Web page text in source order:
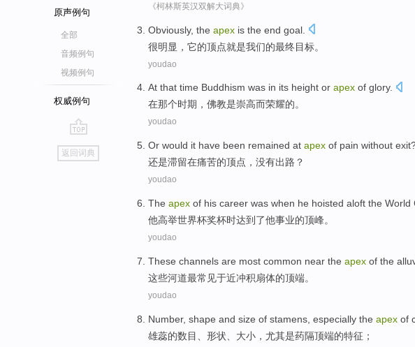
原声例句
全部
音频例句
视频例句
权威例句
go
top
返回词典
《柯林斯英汉双解大词典》
Obviously, the apex is the end goal
很明显 ，它的顶点就是我们的最终目标。
youdao
At that time Buddhism was in its height or apex of glory.
在那个时期 ， 佛教是崇高而荣耀的。
youdao
Or would it have been remained at apex of pain without exit
还是滞留在痛苦的顶点 ， 没有出路 ？
youdao
The apex of his career was when he hoisted aloft the World
他高举世界杯奖杯时达到了他事业的顶峰。
youdao
These channels are most common near the apex of the
这些河道最常见于近冲积扇体的顶端。
youdao
Number, shape and size of stamens especially the apex of
雄蕊的数目 形状 大小 ， 尤其是药隔顶端的特征；